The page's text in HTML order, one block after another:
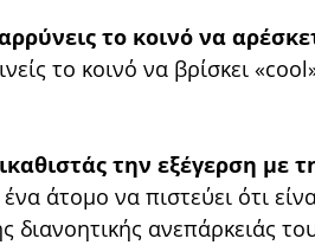
το κοινό να
το κοινό να βρίσκει
την εξέγερση με
άτομο να πιστεύει ότι
διανοητικής ανεπάρκειάς